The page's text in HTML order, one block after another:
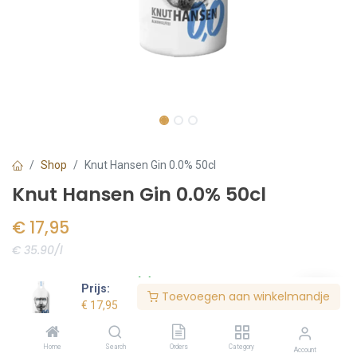
Prijs:
€ 17,95
Toevoegen aan winkelmandje
Home Search Orders Category Account
Shop Knut Hansen Gin 0.0% 50cl
Knut Hansen Gin 0.0% 50cl
€ 17,95
€ 35.90/l
Voorraad:4stuk(s)
Bestel nu